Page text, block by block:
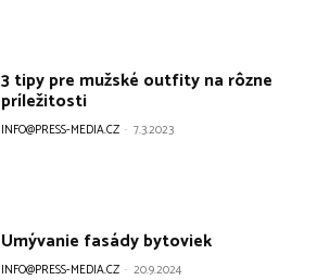
3 tipy pre mužské outfity na rôzne
príležitosti
INFO@PRESS-MEDIA.CZ - 7.3.2023
Umývanie fasády bytoviek
INFO@PRESS-MEDIA.CZ - 20.9.2024